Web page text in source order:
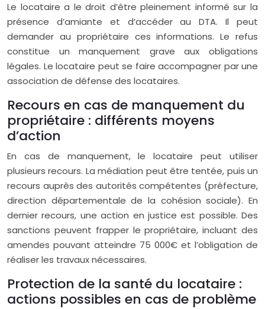
Le locataire a le droit d’être pleinement informé sur la
présence d’amiante et d’accéder au DTA. Il peut
demander au propriétaire ces informations. Le refus
constitue un manquement grave aux obligations
légales. Le locataire peut se faire accompagner par une
association de défense des locataires.
Recours en cas de manquement du
propriétaire : différents moyens
d’action
En cas de manquement, le locataire peut utiliser
plusieurs recours. La médiation peut être tentée, puis un
recours auprès des autorités compétentes (préfecture,
direction départementale de la cohésion sociale). En
dernier recours, une action en justice est possible. Des
sanctions peuvent frapper le propriétaire, incluant des
amendes pouvant atteindre 75 000€ et l’obligation de
réaliser les travaux nécessaires.
Protection de la santé du locataire :
actions possibles en cas de problème